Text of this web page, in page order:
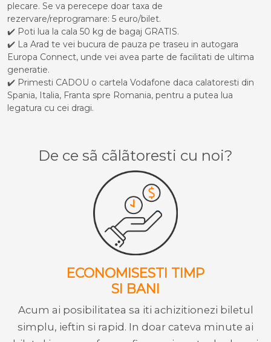
plecare. Se va perecepe doar taxa de
rezervare/reprogramare: 5 euro/bilet.
✔️ Poti lua la cala 50 kg de bagaj GRATIS.
✔️ La Arad te vei bucura de pauza pe traseu in autogara
Europa Connect, unde vei avea parte de facilitati de ultima
generatie.
✔️ Primesti CADOU o cartela Vodafone daca calatoresti din
Spania, Italia, Franta spre Romania, pentru a putea lua
legatura cu cei dragi.
De ce sã cãlãtoresti cu noi?
ECONOMISESTI TIMP
SI BANI
Acum ai posibilitatea sa iti achizitionezi biletul
simplu, ieftin si rapid. In doar cateva minute ai